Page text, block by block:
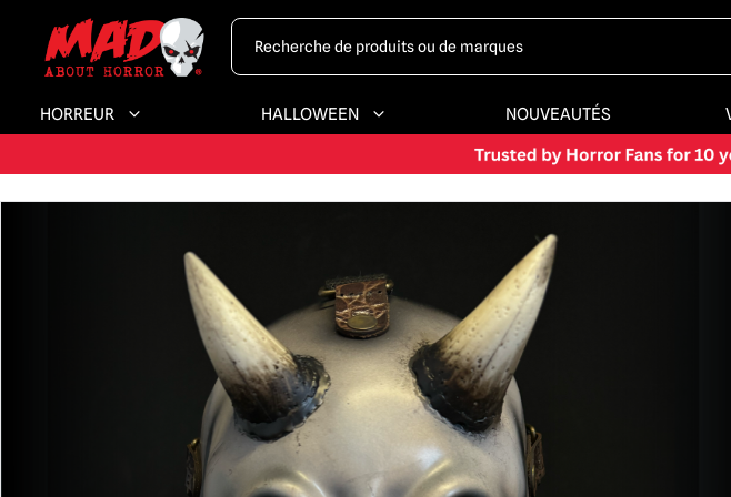
HORREUR HALLOWEEN NOUVEAUTÉS